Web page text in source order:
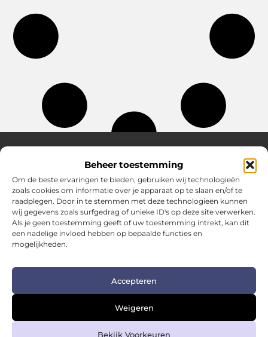
Beheer toestemming
Om de beste ervaringen te bieden, gebruiken wij technologieën
zoals cookies om informatie over je apparaat op te slaan en/of te
raadplegen. Door in te stemmen met deze technologieën kunnen
wij gegevens zoals surfgedrag of unieke ID's op deze site verwerken.
Als je geen toestemming geeft of uw toestemming intrekt, kan dit
een nadelige invloed hebben op bepaalde functies en
mogelijkheden.
Accepteren
Weigeren
Bekijk Voorkeuren
Over Hotspotmagazine
Jouw bron voor inspiratie en handige tips voor het
dagelijks leven.
Verken een uitgebreide selectie blogs en artikelen
boordevol praktische adviezen en verrassende inzichten
om het beste uit elke dag te halen.